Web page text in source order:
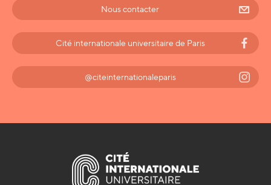
Nous contacter
Cité internationale universitaire de Paris
@citeinternationaleparis